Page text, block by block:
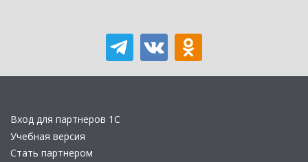
Вход для партнеров 1С
Учебная версия
Стать партнером